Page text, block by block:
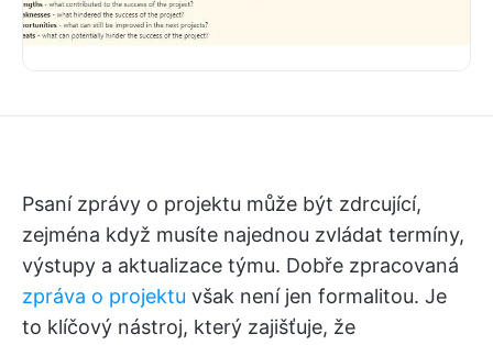
Psaní zprávy o projektu může být zdrcující,
zejména když musíte najednou zvládat termíny,
výstupy a aktualizace týmu. Dobře zpracovaná
zpráva o projektu však není jen formalitou. Je
to klíčový nástroj, který zajišťuje, že